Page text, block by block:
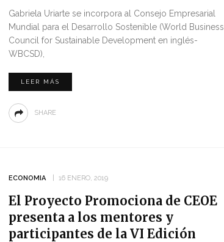
Gabriela Uriarte se incorpora al Consejo Empresarial
Mundial para el Desarrollo Sostenible (World Business
Council for Sustainable Development en inglés-
WBCSD),
LEER MÁS
SHARE
ECONOMIA 16 ENERO, 2019
El Proyecto Promociona de CEOE
presenta a los mentores y
participantes de la VI Edición